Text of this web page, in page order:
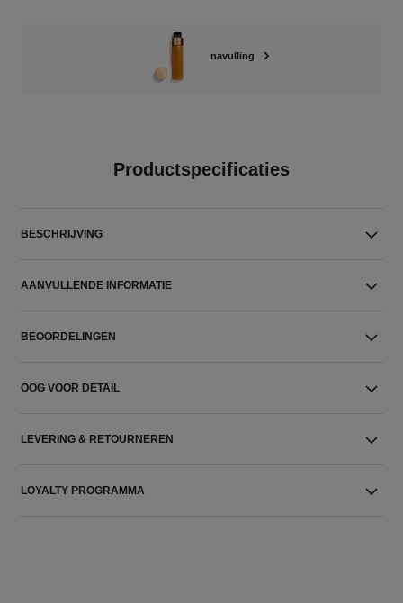
navulling
Productspecificaties
BESCHRIJVING
AANVULLENDE INFORMATIE
BEOORDELINGEN
OOG VOOR DETAIL
LEVERING & RETOURNEREN
LOYALTY PROGRAMMA